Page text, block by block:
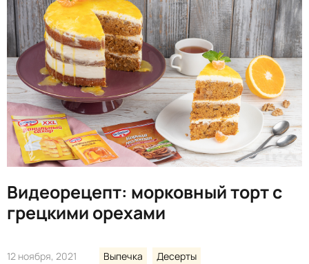
Видеорецепт: морковный торт с
грецкими орехами
12 ноября, 2021 Выпечка Десерты